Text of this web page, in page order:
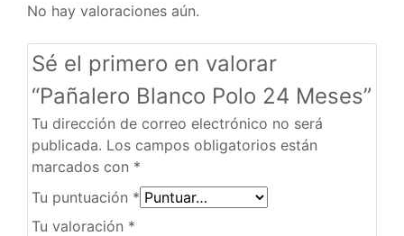
No hay valoraciones aún.
Sé el primero en valorar
“Pañalero Blanco Polo 24 Meses”
Tu dirección de correo electrónico no será
publicada. Los campos obligatorios están
marcados con *
Tu puntuación *
Tu valoración *